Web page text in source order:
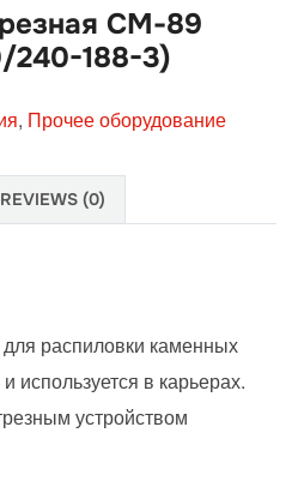
СМ-89
188-3)
, Прочее оборудование
REVIEWS (0)
распиловки каменных
используется в карьерах.
устройством